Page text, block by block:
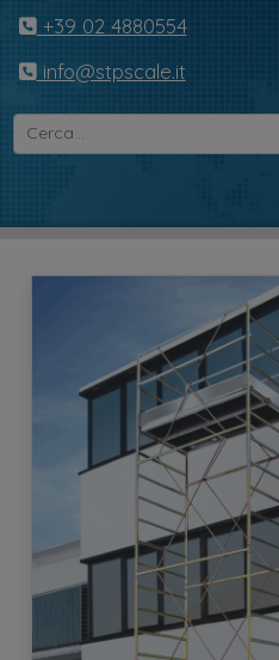
+39 02 4880554
info@stpscale.it